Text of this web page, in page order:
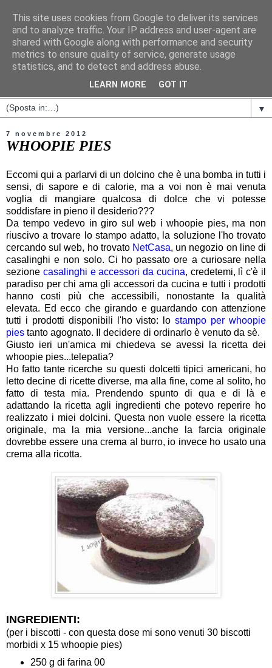
▼
7 novembre 2012
WHOOPIE PIES
Eccomi qui a parlarvi di un dolcino che è una bomba in tutti i
sensi, di sapore e di calorie, ma a voi non è mai venuta
voglia di mangiare qualcosa di dolce che vi potesse
soddisfare in pieno il desiderio???
Da tempo vedevo in giro sul web i whoopie pies, ma non
riuscivo a trovare lo stampo adatto, la soluzione l'ho trovato
cercando sul web, ho trovato NetCasa, un negozio on line di
casalinghi e non solo. Ci ho passato ore a curiosare nella
sezione casalinghi e accessori da cucina, credetemi, lì c'è il
paradiso per chi ama gli accessori da cucina e tutti i prodotti
hanno costi più che accessibili, nonostante la qualità
elevata. Ed ecco che girando e guardando con attenzione
tutti i prodotti disponibili l'ho visto: lostampo per whoopie
pies tanto agognato. Il decidere di ordinarlo è venuto da sè.
Giusto ieri un'amica mi chiedeva se avessi la ricetta dei
whoopie pies...telepatia?
Ho fatto tante ricerche su questi dolcetti tipici americani, ho
letto decine di ricette diverse, ma alla fine, come al solito, ho
fatto di testa mia. Prendendo spunto di qua e di là e
adattando la ricetta agli ingredienti che potevo reperire ho
realizzato i miei dolcini. Questa non vuole essere la ricetta
originale, ma la mia versione...anche la farcia originale
dovrebbe essere una crema al burro, io invece ho usato una
crema alla ricotta.
INGREDIENTI:
(per i biscotti - con questa dose mi sono venuti 30 biscotti
morbidi x 15 whoopie pies)
250 g di farina 00
This site uses cookies from Google to deliver its services
and to analyze traffic. Your IP address and user-agent are
shared with Google along with performance and security
metrics to ensure quality of service, generate usage
statistics, and to detect and address abuse.
LEARN MORE GOT IT